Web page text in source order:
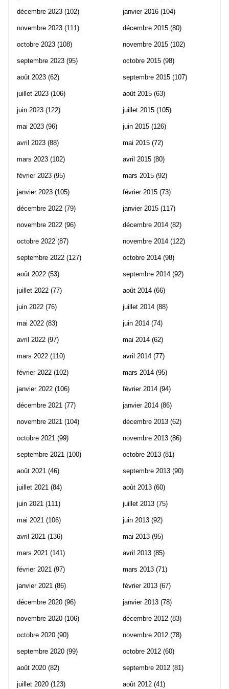
décembre 2023 (102)
novembre 2023 (111)
octobre 2023 (108)
septembre 2023 (95)
août 2023 (62)
juillet 2023 (106)
juin 2023 (122)
mai 2023 (96)
avril 2023 (88)
mars 2023 (102)
février 2023 (95)
janvier 2023 (105)
décembre 2022 (79)
novembre 2022 (96)
octobre 2022 (87)
septembre 2022 (127)
août 2022 (53)
juillet 2022 (77)
juin 2022 (76)
mai 2022 (83)
avril 2022 (97)
mars 2022 (110)
février 2022 (102)
janvier 2022 (106)
décembre 2021 (77)
novembre 2021 (104)
octobre 2021 (99)
septembre 2021 (100)
août 2021 (46)
juillet 2021 (84)
juin 2021 (111)
mai 2021 (106)
avril 2021 (136)
mars 2021 (141)
février 2021 (97)
janvier 2021 (86)
décembre 2020 (96)
novembre 2020 (106)
octobre 2020 (90)
septembre 2020 (99)
août 2020 (82)
juillet 2020 (123)
janvier 2016 (104)
décembre 2015 (80)
novembre 2015 (102)
octobre 2015 (98)
septembre 2015 (107)
août 2015 (63)
juillet 2015 (105)
juin 2015 (126)
mai 2015 (72)
avril 2015 (80)
mars 2015 (92)
février 2015 (73)
janvier 2015 (117)
décembre 2014 (82)
novembre 2014 (122)
octobre 2014 (98)
septembre 2014 (92)
août 2014 (66)
juillet 2014 (88)
juin 2014 (74)
mai 2014 (62)
avril 2014 (77)
mars 2014 (95)
février 2014 (94)
janvier 2014 (86)
décembre 2013 (62)
novembre 2013 (86)
octobre 2013 (81)
septembre 2013 (90)
août 2013 (60)
juillet 2013 (75)
juin 2013 (92)
mai 2013 (95)
avril 2013 (85)
mars 2013 (71)
février 2013 (67)
janvier 2013 (78)
décembre 2012 (83)
novembre 2012 (78)
octobre 2012 (60)
septembre 2012 (81)
août 2012 (41)